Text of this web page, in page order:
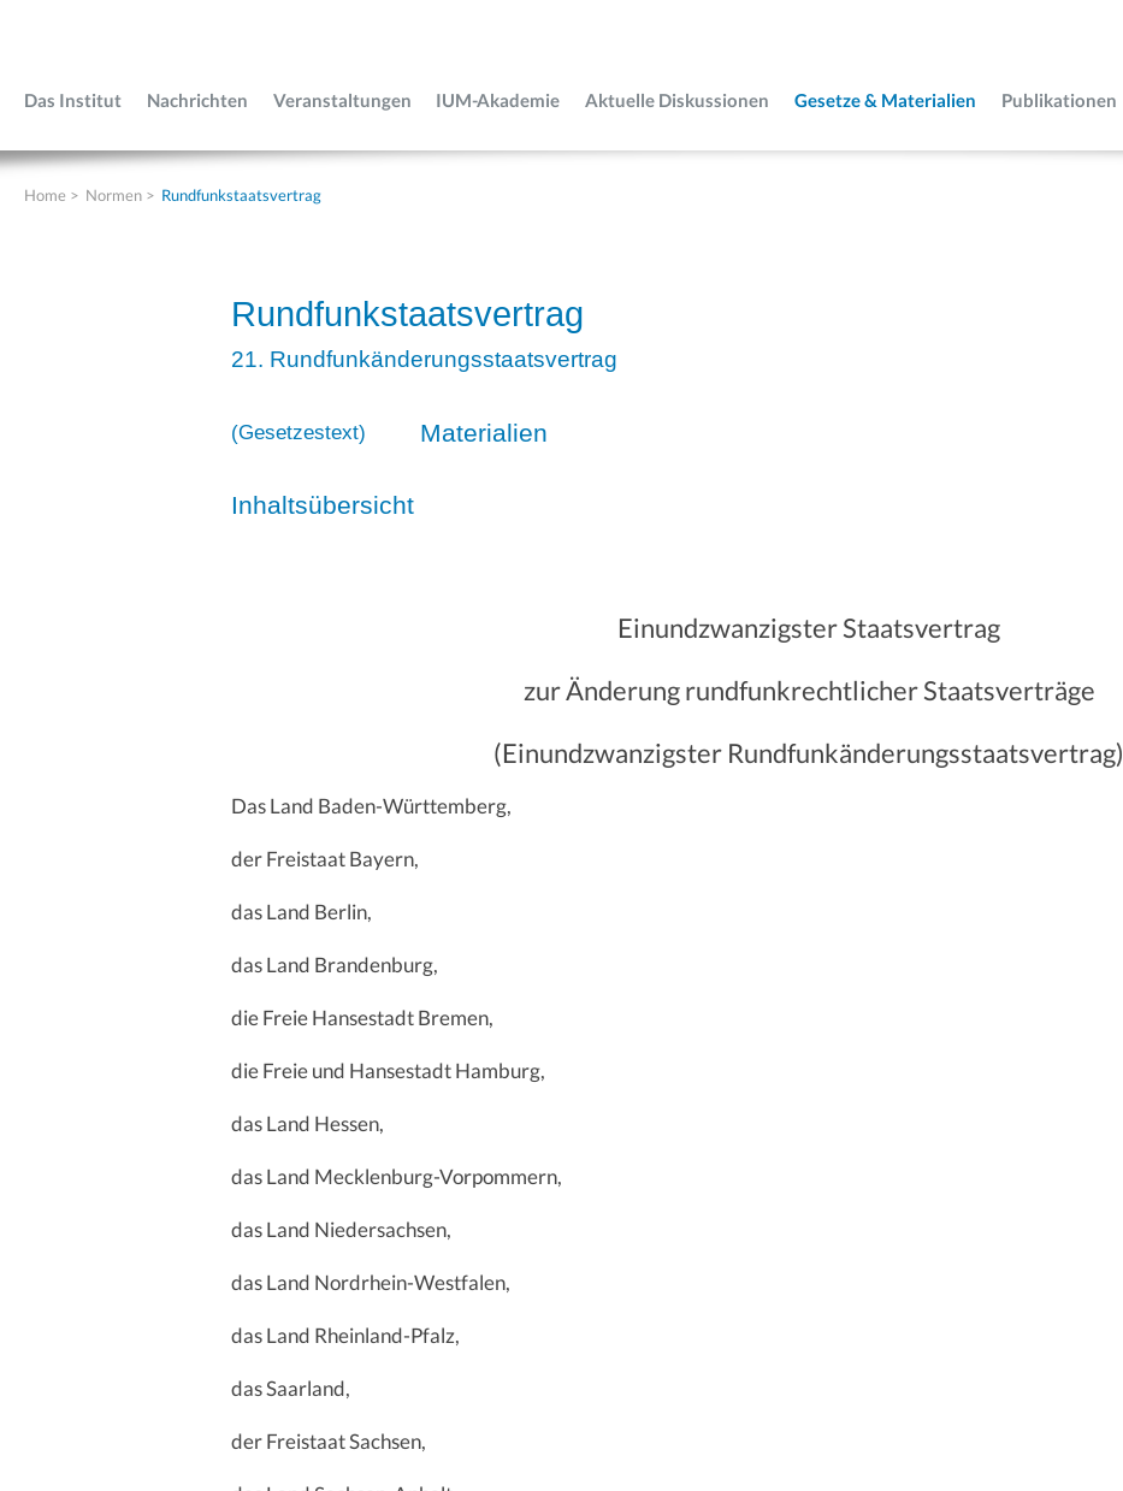
Das Institut Nachrichten Veranstaltungen IUM-Akademie Aktuelle Diskussionen Gesetze & Materialien Publikationen
Home > Normen > Rundfunkstaatsvertrag
Rundfunkstaatsvertrag
21. Rundfunkänderungsstaatsvertrag
Materialien
(Gesetzestext)
Inhaltsübersicht
Einundzwanzigster Staatsvertrag
zur Änderung rundfunkrechtlicher Staatsverträge
(Einundzwanzigster Rundfunkänderungsstaatsvertrag)
Das Land Baden-Württemberg,
der Freistaat Bayern,
das Land Berlin,
das Land Brandenburg,
die Freie Hansestadt Bremen,
die Freie und Hansestadt Hamburg,
das Land Hessen,
das Land Mecklenburg-Vorpommern,
das Land Niedersachsen,
das Land Nordrhein-Westfalen,
das Land Rheinland-Pfalz,
das Saarland,
der Freistaat Sachsen,